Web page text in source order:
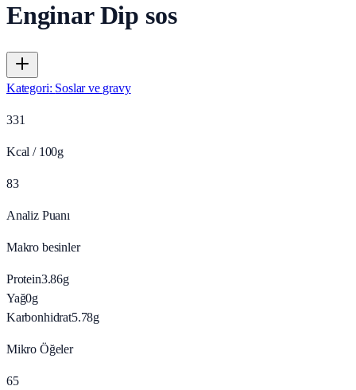
Enginar Dip sos
Kategori: Soslar ve gravy
331
Kcal / 100g
83
Analiz Puanı
Makro besinler
Protein3.86g
Yağ0g
Karbonhidrat5.78g
Mikro Öğeler
65